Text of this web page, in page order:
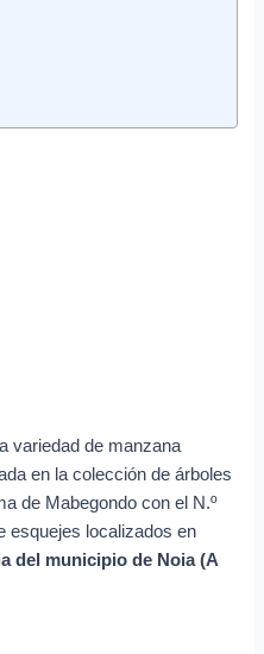
variedad de manzana
en la colección de árboles
de Mabegondo con el N.º
esquejes localizados en
del municipio de Noia (A